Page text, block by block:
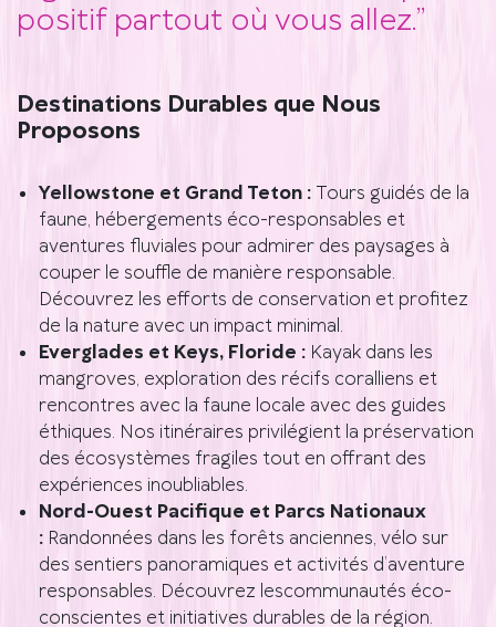
positif partout où vous allez.”
Destinations Durables que Nous
Proposons
Yellowstone et Grand Teton : Tours guidés de la
faune, hébergements éco-responsables et
aventures fluviales pour admirer des paysages à
couper le souffle de manière responsable.
Découvrez les efforts de conservation et profitez
de la nature avec un impact minimal.
Everglades et Keys, Floride : Kayak dans les
mangroves, exploration des récifs coralliens et
rencontres avec la faune locale avec des guides
éthiques. Nos itinéraires privilégient la préservation
des écosystèmes fragiles tout en offrant des
expériences inoubliables.
Nord-Ouest Pacifique et Parcs Nationaux
: Randonnées dans les forêts anciennes, vélo sur
des sentiers panoramiques et activités d’aventure
responsables. Découvrez lescommunautés éco-
conscientes et initiatives durables de la région.